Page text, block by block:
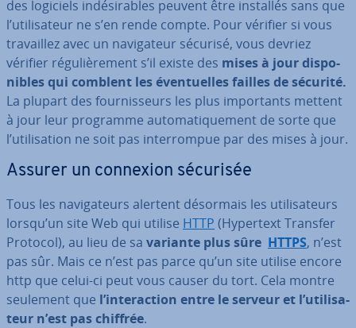
des logiciels in­dé­si­rables peuvent être installés sans que
l’uti­li­sa­teur ne s’en rende compte. Pour vérifier si vous
tra­vail­lez avec un na­vi­ga­teur sécurisé, vous devriez
vérifier ré­gu­liè­re­ment s’il existe des mises à jour dis­po­
nibles qui comblent les éven­tuelles failles de sécurité.
La plupart des four­nis­seurs les plus im­por­tants mettent
à jour leur programme au­to­ma­ti­que­ment de sorte que
l’uti­li­sa­tion ne soit pas in­ter­rom­pue par des mises à jour.
Assurer un connexion sécurisée
Tous les na­vi­ga­teurs alertent désormais les uti­li­sa­teurs
lorsqu’un site Web qui utilise HTTP (Hypertext Transfer
Protocol), au lieu de sa variante plus sûre HTTPS, n’est
pas sûr. Mais ce n’est pas parce qu’un site utilise encore
http que celui-ci peut vous causer du tort. Cela montre
seulement que l’in­te­rac­tion entre le serveur et l’uti­li­sa­
teur n’est pas chiffrée.